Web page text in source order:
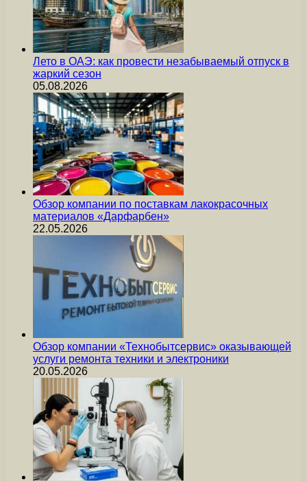
Лето в ОАЭ: как провести незабываемый отпуск в
жаркий сезон
05.08.2026
Обзор компании по поставкам лакокрасочных
материалов «Дарфарбен»
22.05.2026
Обзор компании «Технобытсервис» оказывающей
услуги ремонта техники и электроники
20.05.2026